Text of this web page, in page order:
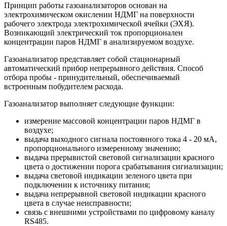
Принцип работы газоанализаторов основан на
электрохимическом окислении НДМГ на поверхности
рабочего электрода электрохимической ячейки (ЭХЯ).
Возникающий электрический ток пропорционален
концентрации паров НДМГ в анализируемом воздухе.
Газоанализатор представляет собой стационарный
автоматический прибор непрерывного действия. Способ
отбора пробы - принудительный, обеспечиваемый
встроенным побудителем расхода.
Газоанализатор выполняет следующие функции:
измерение массовой концентрации паров НДМГ в
воздухе;
выдача выходного сигнала постоянного тока 4 - 20 мА,
пропорционального измеренному значению;
выдача прерывистой световой сигнализации красного
цвета о достижении порога срабатывания сигнализации;
выдача световой индикации зеленого цвета при
подключении к источнику питания;
выдача непрерывной световой индикации красного
цвета в случае неисправности;
связь с внешними устройствами по цифровому каналу
RS485.